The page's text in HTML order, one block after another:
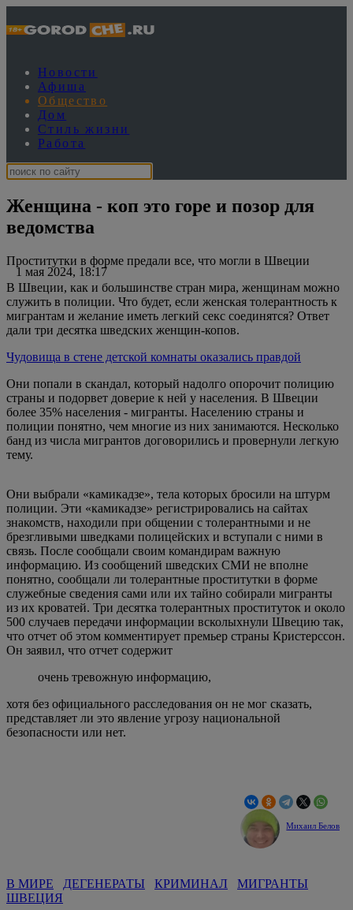
Новости
Афиша
Общество
Дом
Стиль жизни
Работа
Женщина - коп это горе и позор для
ведомства
1 мая 2024, 18:17
Проститутки в форме предали все, что могли в Швеции
В Швеции, как и большинстве стран мира, женщинам можно
служить в полиции. Что будет, если женская толерантность к
мигрантам и желание иметь легкий секс соединятся? Ответ
дали три десятка шведских женщин-копов.
Чудовища в стене детской комнаты оказались правдой
Они попали в скандал, который надолго опорочит полицию
страны и подорвет доверие к ней у населения. В Швеции
более 35% населения - мигранты. Населению страны и
полиции понятно, чем многие из них занимаются. Несколько
банд из числа мигрантов договорились и провернули легкую
тему.
Они выбрали «камикадзе», тела которых бросили на штурм
полиции. Эти «камикадзе» регистрировались на сайтах
знакомств, находили при общении с толерантными и не
брезгливыми шведками полицейских и вступали с ними в
связь. После сообщали своим командирам важную
информацию. Из сообщений шведских СМИ не вполне
понятно, сообщали ли толерантные проститутки в форме
служебные сведения сами или их тайно собирали мигранты
из их кроватей. Три десятка толерантных проституток и около
500 случаев передачи информации всколыхнули Швецию так,
что отчет об этом комментирует премьер страны Кристерссон.
Он заявил, что отчет содержит
очень тревожную информацию,
хотя без официального расследования он не мог сказать,
представляет ли это явление угрозу национальной
безопасности или нет.
Михаил Белов
В МИРЕ ДЕГЕНЕРАТЫ КРИМИНАЛ
МИГРАНТЫ
ШВЕЦИЯ